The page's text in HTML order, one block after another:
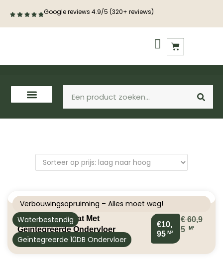
Google reviews 4.9/5 (320+ reviews)
Verbouwingsopruiming – Alles moet weg!
Waterbestendig
Geïntegreerde 10DB Ondervloer
Klik PVC Visgraat Met
Geïntegreerde Ondervloer
€10,
95 M²
€60,9
5
M²